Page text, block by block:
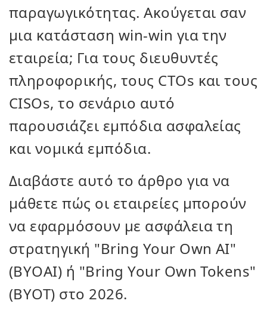
παραγωγικότητας. Ακούγεται σαν
μια κατάσταση win-win για την
εταιρεία; Για τους διευθυντές
πληροφορικής, τους CTOs και τους
CISOs, το σενάριο αυτό
παρουσιάζει εμπόδια ασφαλείας
και νομικά εμπόδια.
Διαβάστε αυτό το άρθρο για να
μάθετε πώς οι εταιρείες μπορούν
να εφαρμόσουν με ασφάλεια τη
στρατηγική "Bring Your Own AI"
(BYOAI) ή "Bring Your Own Tokens"
(BYOT) στο 2026.